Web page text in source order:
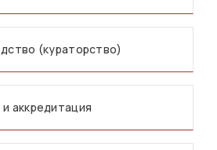
(кураторство)
аккредитация